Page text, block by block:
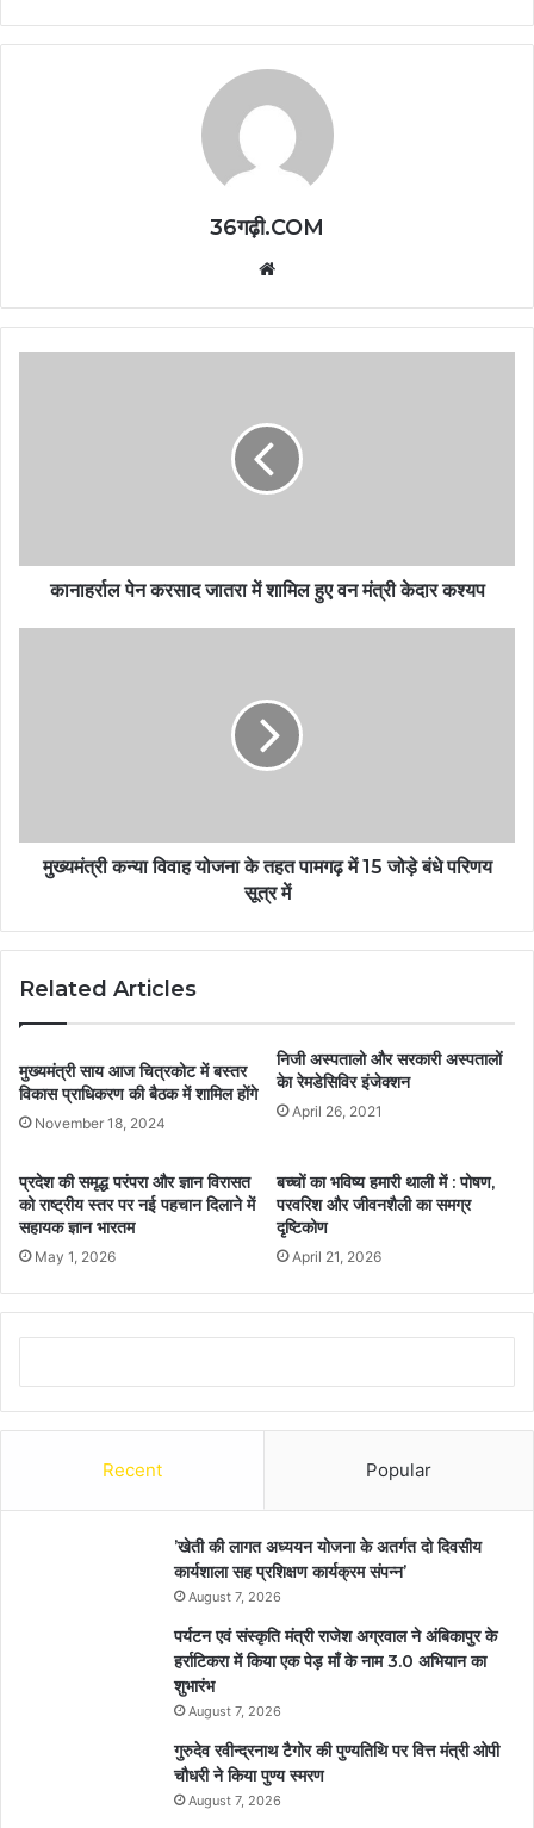
36गढ़ी.COM
कानाहर्राल पेन करसाद जातरा में शामिल हुए वन मंत्री केदार कश्यप
मुख्यमंत्री कन्या विवाह योजना के तहत पामगढ़ में 15 जोड़े बंधे परिणय
सूत्र में
Related Articles
मुख्यमंत्री साय आज चित्रकोट में बस्तर
विकास प्राधिकरण की बैठक में शामिल होंगे
November 18, 2024
निजी अस्पतालो और सरकारी अस्पतालों
केा रेमडेसिविर इंजेक्शन
April 26, 2021
प्रदेश की समृद्ध परंपरा और ज्ञान विरासत
को राष्ट्रीय स्तर पर नई पहचान दिलाने में
सहायक ज्ञान भारतम
May 1, 2026
बच्चों का भविष्य हमारी थाली में : पोषण,
परवरिश और जीवनशैली का समग्र
दृष्टिकोण
April 21, 2026
Recent Popular
’खेती की लागत अध्ययन योजना के अतर्गत दो दिवसीय
कार्यशाला सह प्रशिक्षण कार्यक्रम संपन्न’
August 7, 2026
पर्यटन एवं संस्कृति मंत्री राजेश अग्रवाल ने अंबिकापुर के
हर्राटिकरा में किया एक पेड़ माँ के नाम 3.0 अभियान का
शुभारंभ
August 7, 2026
गुरुदेव रवीन्द्रनाथ टैगोर की पुण्यतिथि पर वित्त मंत्री ओपी
चौधरी ने किया पुण्य स्मरण
August 7, 2026